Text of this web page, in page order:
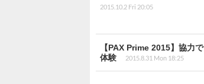
2015.10.2 Fri 20:05
【PAX Prime 2015】協力
体験
2015.8.31 Mon 18:25